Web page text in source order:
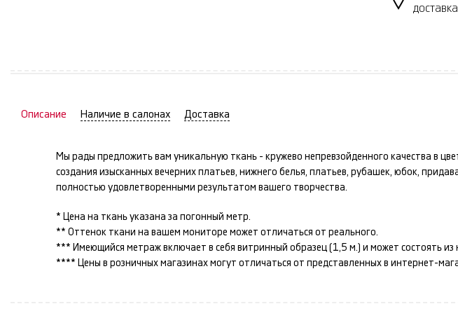
Описание Наличие в салонах Доставка
Мы рады предложить вам уникальную ткань - кружево непревзойденного качества в
создания изысканных вечерних платьев, нижнего белья, платьев, рубашек, юбок,
полностью удовлетворенными результатом вашего творчества.
* Цена на ткань указана за погонный метр.
** Оттенок ткани на вашем мониторе может отличаться от реального.
*** Имеющийся метраж включает в себя витринный образец (1,5 м.) и может состоять из
**** Цены в розничных магазинах могут отличаться от представленных в интернет-